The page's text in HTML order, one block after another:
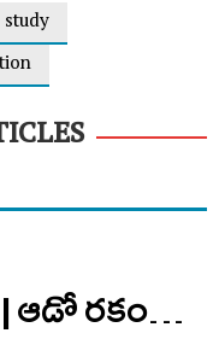
| ఆడో రకం…